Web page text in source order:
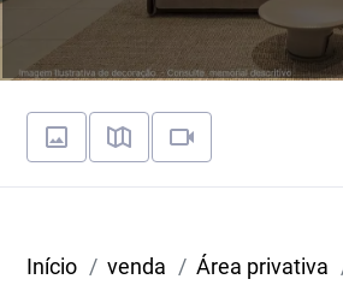
Início venda Área privativa